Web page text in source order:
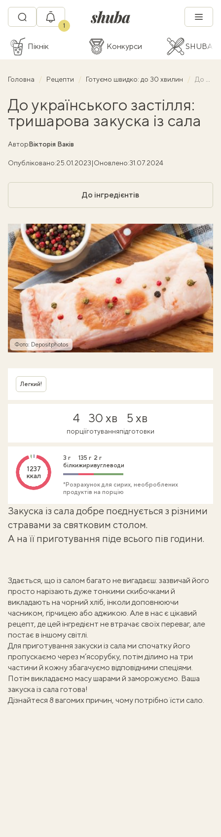
1
Пікнік Конкурси SHUBA
Головна Рецепти Готуємо швидко: до 30 хвилин До українського застілля: тришарова закуска із сала
До українського застілля:
тришарова закуска із сала
АвторВікторія Ваків
Опубліковано:25.01.2023|Оновлено:31.07.2024
До інгредієнтів
Фото: Depositphotos
Легкий!
4
порції
30 хв
готування
5 хв
підготовки
1237
ккал
3 г
білки
135 г
жири
2 г
вуглеводи
*Розрахунок для сирих, необроблених
продуктів на порцію
Закуска із сала добре поєднується з різними
стравами за святковим столом.
А на її приготування піде всього пів години.
Здається, що із салом багато не вигадаєш: зазвичай його
просто нарізають дуже тонкими скибочками й
викладають на чорний хліб, інколи доповнюючи
часником, гірчицею або аджикою. Але в нас є цікавий
рецепт, де цей інгредієнт не втрачає своїх переваг, але
постає в іншому світлі.
Для приготування закуски із сала ми спочатку його
пропускаємо через м’ясорубку, потім ділимо на три
частини й кожну збагачуємо відповідними спеціями.
Потім викладаємо масу шарами й заморожуємо. Ваша
закуска із сала готова!
Дізнайтеся 8 вагомих причин, чому потрібно їсти сало.